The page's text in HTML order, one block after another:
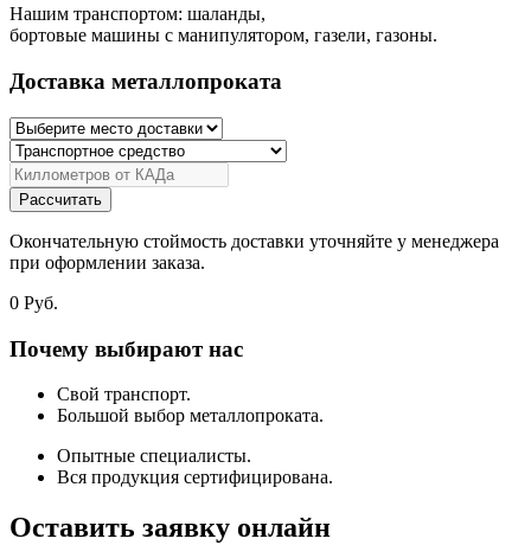
Нашим транспортом: шаланды,
бортовые машины с манипулятором, газели, газоны.
Доставка металлопроката
Рассчитать
Окончательную стоймость доставки уточняйте у менеджера
при оформлении заказа.
0 Руб.
Почему выбирают нас
Свой транспорт.
Большой выбор металлопроката.
Опытные специалисты.
Вся продукция сертифицирована.
Оставить заявку онлайн